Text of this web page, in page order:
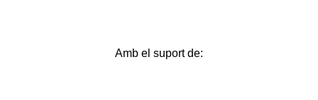
Amb el suport de: